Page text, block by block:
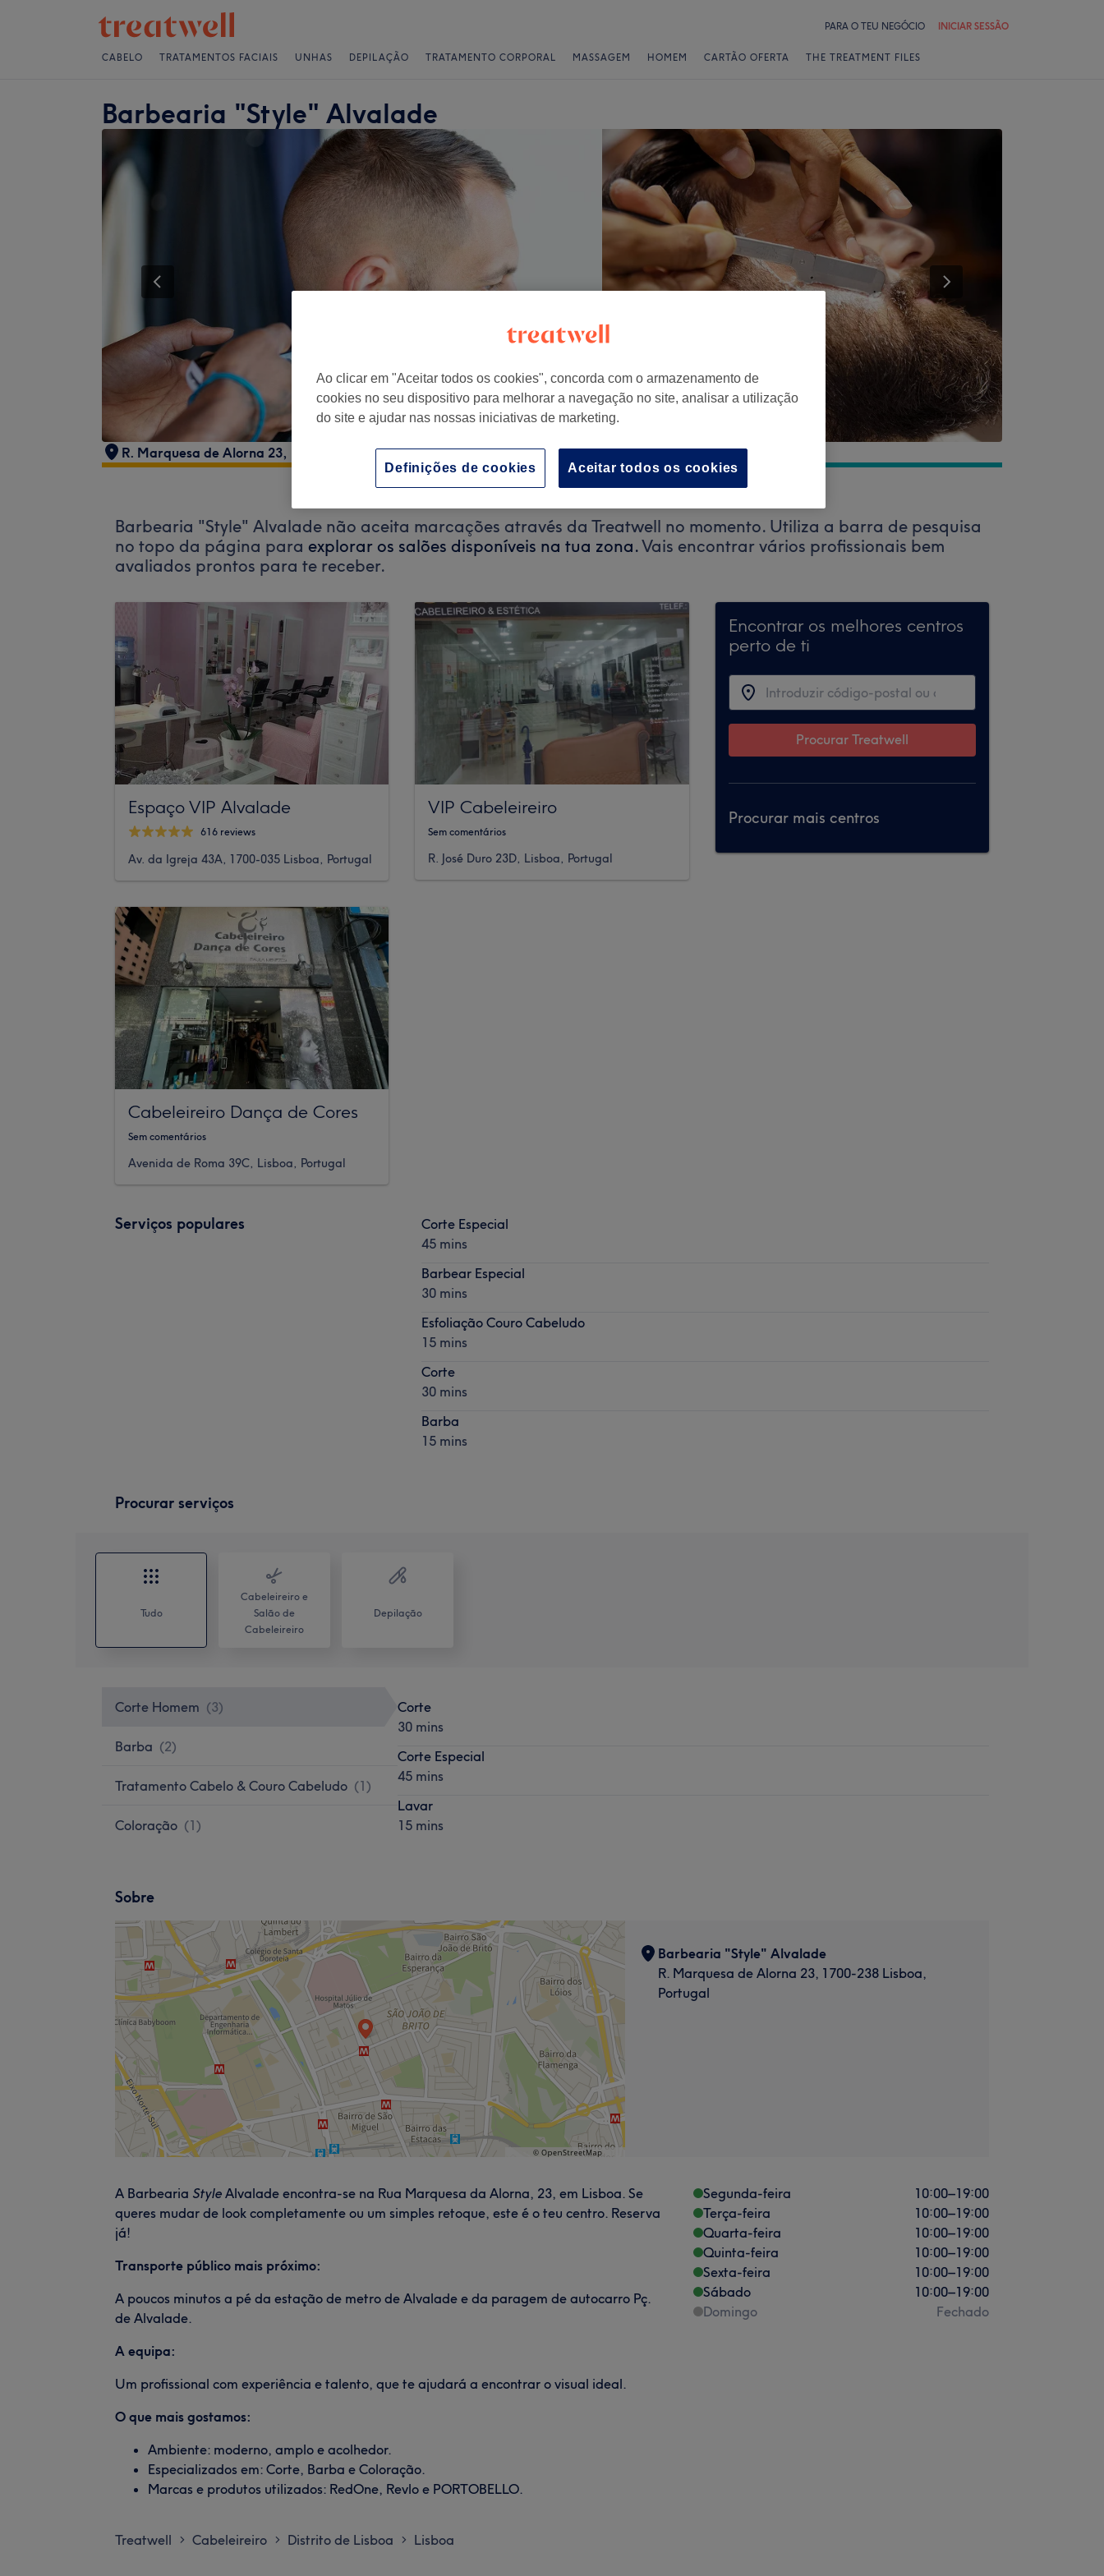
PARA O TEU NEGÓCIO INICIAR SESSÃO
CABELO TRATAMENTOS FACIAIS UNHAS DEPILAÇÃO TRATAMENTO CORPORAL MASSAGEM HOMEM CARTÃO OFERTA THE TREATMENT FILES
Barbearia "Style" Alvalade
R. Marquesa de Alorna 23, 1700-238 Lisboa, Portugal
Barbearia "Style" Alvalade não aceita marcações através da Treatwell no momento. Utiliza a barra de pesquisa
no topo da página para explorar os salões disponíveis na tua zona.Vais encontrar vários profissionais bem
avaliados prontos para te receber.
Espaço VIP Alvalade
616 reviews
Av. da Igreja 43A, 1700-035 Lisboa, Portugal
Cabeleireiro Dança de Cores
Sem comentários
Avenida de Roma 39C, Lisboa, Portugal
VIP Cabeleireiro
Sem comentários
R. José Duro 23D, Lisboa, Portugal
Encontrar os melhores centros
perto de ti
Procurar Treatwell
Procurar mais centros
Serviços populares
Corte Especial
45 mins
Barbear Especial
30 mins
Esfoliação Couro Cabeludo
15 mins
Corte
30 mins
Barba
15 mins
Procurar serviços
Tudo
Cabeleireiro e
Salão de
Cabeleireiro
Depilação
Corte Homem (3)
Barba (2)
Tratamento Cabelo & Couro Cabeludo (1)
Coloração (1)
Corte
30 mins
Corte Especial
45 mins
Lavar
15 mins
Sobre
Barbearia "Style" Alvalade
R. Marquesa de Alorna 23, 1700-238 Lisboa,
Portugal
A Barbearia Style Alvalade encontra-se na Rua Marquesa da Alorna, 23, em Lisboa. Se
queres mudar de look completamente ou um simples retoque, este é o teu centro. Reserva
já!
Transporte público mais próximo:
A poucos minutos a pé da estação de metro de Alvalade e da paragem de autocarro Pç.
de Alvalade.
A equipa:
Um profissional com experiência e talento, que te ajudará a encontrar o visual ideal.
O que mais gostamos:
Ambiente: moderno, amplo e acolhedor.
Especializados em: Corte, Barba e Coloração.
Marcas e produtos utilizados: RedOne, Revlo e PORTOBELLO.
Segunda-feira 10:00–19:00
Terça-feira
10:00–19:00
Quarta-feira
10:00–19:00
Quinta-feira
10:00–19:00
Sexta-feira
10:00–19:00
Sábado
10:00–19:00
Domingo
Fechado
Treatwell > Cabeleireiro > Distrito de Lisboa > Lisboa
Ao clicar em "Aceitar todos os cookies", concorda com o armazenamento de
cookies no seu dispositivo para melhorar a navegação no site, analisar a utilização
do site e ajudar nas nossas iniciativas de marketing.
Aceitar todos os cookies
Definições de cookies